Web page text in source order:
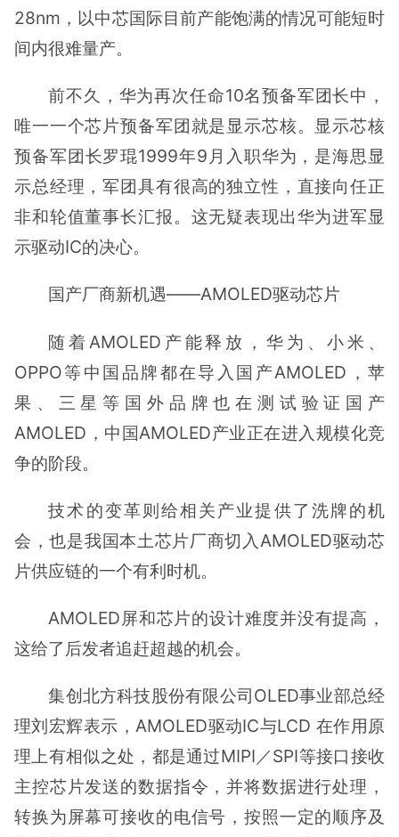
28nm，以中芯国际目前产能饱满的情况可能短时
间内很难量产。
前不久，华为再次任命10名预备军团长中，
唯一一个芯片预备军团就是显示芯核。显示芯核
预备军团长罗琨1999年9月入职华为，是海思显
示总经理，军团具有很高的独立性，直接向任正
非和轮值董事长汇报。这无疑表现出华为进军显
示驱动IC的决心。
国产厂商新机遇——AMOLED驱动芯片
随着AMOLED产能释放，华为、小米、
OPPO等中国品牌都在导入国产AMOLED，苹
果、三星等国外品牌也在测试验证国产
AMOLED，中国AMOLED产业正在进入规模化竞
争的阶段。
技术的变革则给相关产业提供了洗牌的机
会，也是我国本土芯片厂商切入AMOLED驱动芯
片供应链的一个有利时机。
AMOLED屏和芯片的设计难度并没有提高，
这给了后发者追赶超越的机会。
集创北方科技股份有限公司OLED事业部总经
理刘宏辉表示，AMOLED驱动IC与LCD 在作用原
理上有相似之处，都是通过MIPI／SPI等接口接收
主控芯片发送的数据指令，并将数据进行处理，
转换为屏幕可接收的电信号，按照一定的顺序及